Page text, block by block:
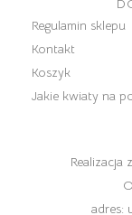
Regulamin sklepu
Kontakt
Koszyk
Jakie kwiaty na
Realizacja
adres: